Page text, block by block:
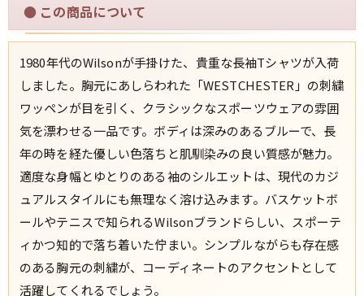
週刊ラッシュアウト新聞
古着コラム
メディア・イベント情報
Youtube 古着屋Rush Out チャンネル
スタッフコーディネート
● この商品について
1980年代のWilsonが手掛けた、貴重な長袖Tシャツが入荷
しました。胸元にあしらわれた「WESTCHESTER」の刺繍
ワッペンが目を引く、クラシックなスポーツウェアの雰囲
気を漂わせる一品です。ボディは深みのあるブルーで、長
年の時を経た優しい色落ちと肌馴染みの良い質感が魅力。
適度な身幅とゆとりのある袖のシルエットは、現代のカジ
ュアルスタイルにも無理なく溶け込みます。バスケットボ
ールやテニスで知られるWilsonブランドらしい、スポーテ
ィかつ知的で落ち着いた佇まい。シンプルながらも存在感
のある胸元の刺繍が、コーディネートのアクセントとして
活躍してくれるでしょう。